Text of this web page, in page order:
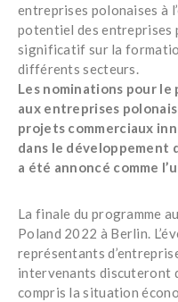
entreprises polonaises à
potentiel des entreprises
significatif sur la
différents secteurs.
Les nominations pour
aux entreprises
projets commerciaux
dans le développement
a été annoncé comme
La finale du programme
Poland 2022 à Berlin.
représentants
intervenants discuteront
compris la situation